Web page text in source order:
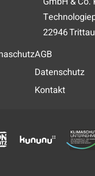
22946 Trittau
AGB
Datenschutz
Kontakt